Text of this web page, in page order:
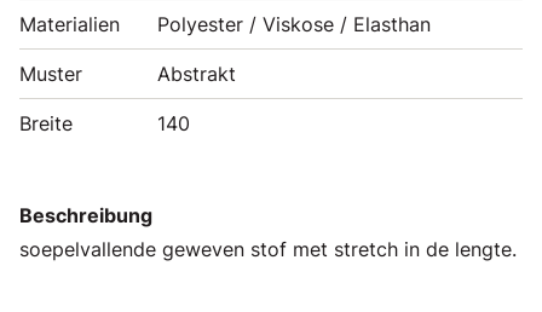
Materialien Polyester / Viskose / Elasthan
Muster Abstrakt
Breite 140
Beschreibung
soepelvallende geweven stof met stretch in de lengte.